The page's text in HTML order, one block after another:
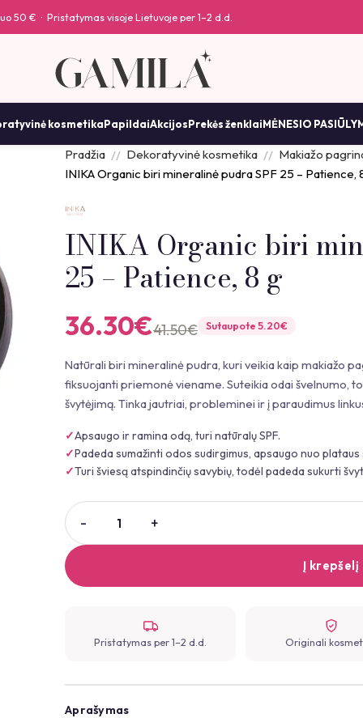
50 € · Pristatymas visoje Lietuvoje per 1–2 d.d.
kosmetikaPapildaiAkcijosPrekės ženklaiMĖNESIO
Pradžia Dekoratyvinė kosmetika
Makiažo
INIKA Organic biri mineralinė pudra SPF 25 – Patience,
INIKA Organic biri
25 – Patience, 8 g
41.50€
36.30€ Sutaupote5.20€
Natūrali biri mineralinė pudra, kuri veikia kaip makiažo
fiksuojanti priemonė viename. Suteikia odai švelnumo,
švytėjimą. Tinka jautriai, probleminei ir į paraudimus
Apsaugo ir ramina odą, turi natūralų SPF.
Padeda sumažinti odos sudirgimus, apsaugo nuo
Turi šviesą atspindinčių savybių, todėl padeda sukurti
Į krepšelį
Pristatymas per 1–2 d.d. Originali
Aprašymas